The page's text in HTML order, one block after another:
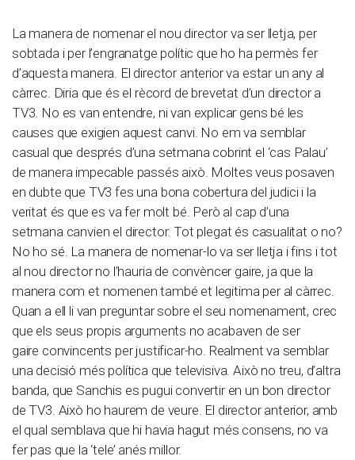
La manera de nomenar el nou director va ser lletja, per
sobtada i per l’engranatge polític que ho ha permès fer
d’aquesta manera. El director anterior va estar un any al
càrrec. Diria que és el rècord de brevetat d’un director a
TV3. No es van entendre, ni van explicar gens bé les
causes que exigien aquest canvi. No em va semblar
casual que després d’una setmana cobrint el ‘cas Palau’
de manera impecable passés això. Moltes veus posaven
en dubte que TV3 fes una bona cobertura del judici i la
veritat és que es va fer molt bé. Però al cap d’una
setmana canvien el director. Tot plegat és casualitat o no?
No ho sé. La manera de nomenar-lo va ser lletja i fins i tot
al nou director no l’hauria de convèncer gaire, ja que la
manera com et nomenen també et legitima per al càrrec.
Quan a ell li van preguntar sobre el seu nomenament, crec
que els seus propis arguments no acabaven de ser
gaire convincents per justificar-ho. Realment va semblar
una decisió més política que televisiva. Això no treu, d’altra
banda, que Sanchis es pugui convertir en un bon director
de TV3. Això ho haurem de veure. El director anterior, amb
el qual semblava que hi havia hagut més consens, no va
fer pas que la ‘tele’ anés millor.